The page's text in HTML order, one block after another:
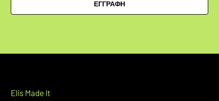
ΕΓΓΡΑΦΗ
Elis Made It